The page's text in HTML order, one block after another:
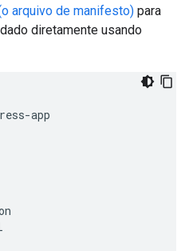
arquivo de manifesto) para
diretamente usando
app